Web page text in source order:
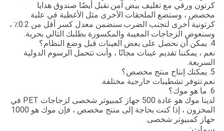
كرتون ورقي مع تغليف بيض آمن.نقبل أيضًا صندوق هدايا
مخصص ، وستضع الملحقات الأخرى مثل الأغطية في علبة
كرتونية أخرى لتجنب الضرب.سنضمن معدل كسر أقل من 0.2٪ ،
وسنعوض الزجاجات المعيبة والمكسورة بطلبك التالي بحرية.
4. يمكن أن نحصل على بعض العينات قبل وضع النظام؟
نعم ، يمكننا تقديم عينات مجانًا ، وأنت تتحمل الرسوم الدولية
السريعة.
5. يمكنك إنتاج منتج مخصص؟
نعم.تتوفر تشطيبات خارجية مختلفة.
6. ما هو موك؟
لدينا موك هو عادة 500 جهاز كمبيوتر شخصى لزجاجات PET في
المخزون ، إذا كنت بحاجة إلى منتج مخصص ، فإن موك هو 1000
جهاز كمبيوتر شخصى.